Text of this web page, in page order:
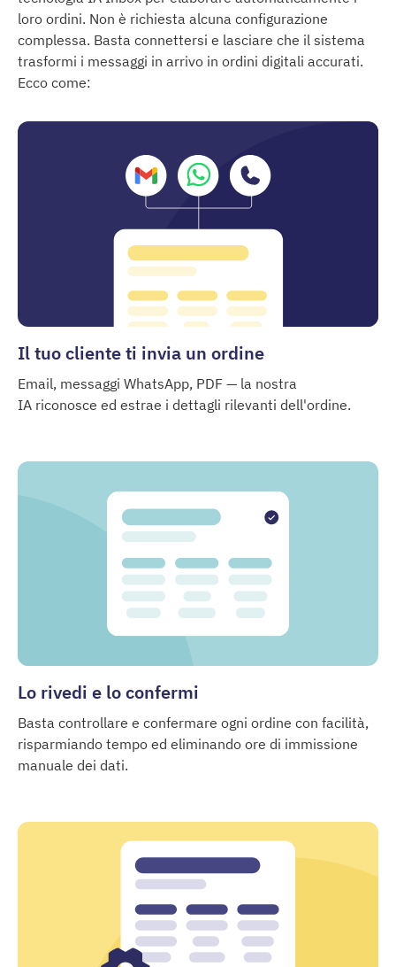
loro ordini. Non è richiesta alcuna configurazione
complessa. Basta connettersi e lasciare che il sistema
trasformi i messaggi in arrivo in ordini digitali accurati.
Ecco come:
Il tuo cliente ti invia un ordine
Email, messaggi WhatsApp, PDF — la nostra
IA riconosce ed estrae i dettagli rilevanti dell'ordine.
Lo rivedi e lo confermi
Basta controllare e confermare ogni ordine con facilità,
risparmiando tempo ed eliminando ore di immissione
manuale dei dati.